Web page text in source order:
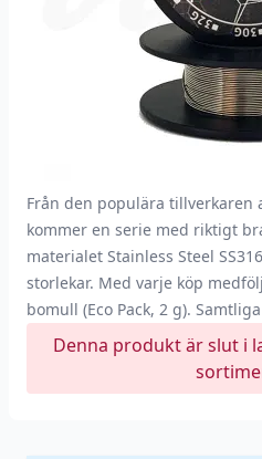
Från den populära tillverkaren
kommer en serie med riktigt
materialet Stainless Steel
storlekar. Med varje köp
bomull (Eco Pack, 2 g).
Denna produkt är slut i